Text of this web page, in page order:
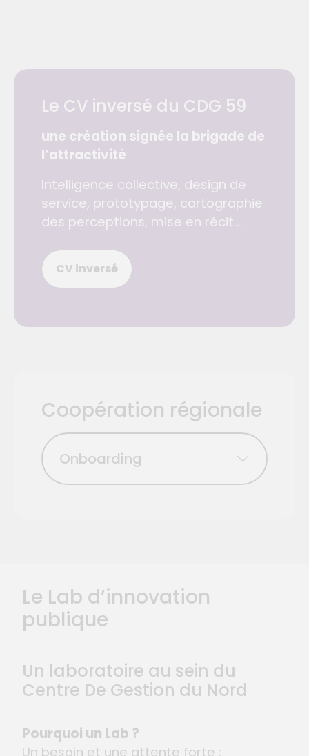
Le CV inversé du CDG 59
une création signée la brigade de
l’attractivité
Intelligence collective, design de
service, prototypage, cartographie
des perceptions, mise en récit…
CV inversé
Coopération régionale
Onboarding
Le Lab d’innovation
publique
Un laboratoire au sein du
Centre De Gestion du Nord
Pourquoi un Lab ?
Un besoin et une attente forte :